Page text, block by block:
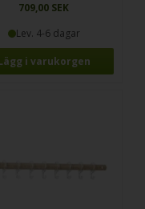
709,00 SEK
Lev. 4-6 dagar